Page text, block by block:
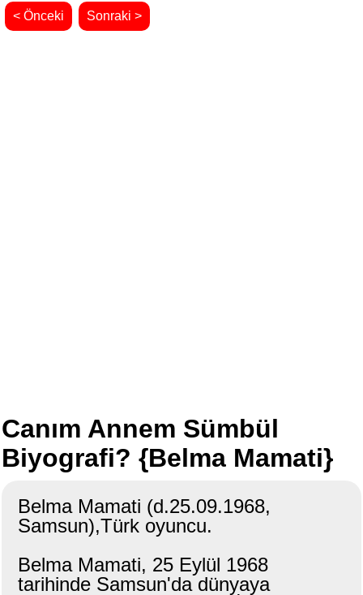
< Önceki Sonraki >
Canım Annem Sümbül
Biyografi? {Belma Mamati}
Belma Mamati (d.25.09.1968,
Samsun),Türk oyuncu.
Belma Mamati, 25 Eylül 1968
tarihinde Samsun'da dünyaya